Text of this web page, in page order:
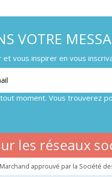
VOTRE
et vous inspirer en vous
moment. Vous trouverez
les réseaux
Marchand approuvé par la Société